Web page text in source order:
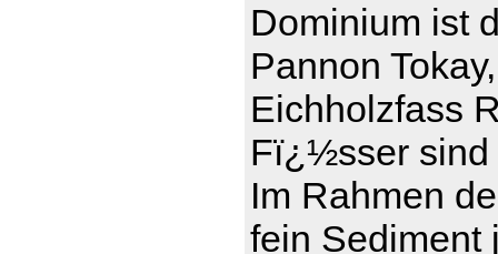
Dominium ist
Pannon
Eichholzfass
Fï¿½sser sind
Im Rahmen
fein Sediment